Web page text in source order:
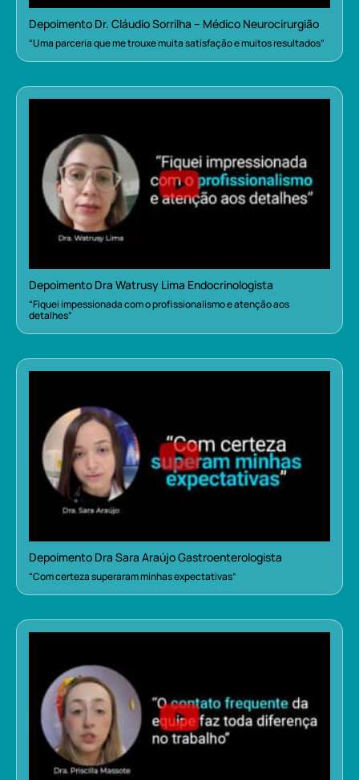
Depoimento Dr. Cláudio Sorrilha – Médico Neurocirurgião
“Uma parceria que me trouxe muita satisfação e muitos resultados”
Depoimento Dra Watrusy Lima Endocrinologista
“Fiquei impessionada com o profissionalismo e atenção aos
detalhes”
Depoimento Dra Sara Araújo Gastroenterologista
“Com certeza superaram minhas expectativas”